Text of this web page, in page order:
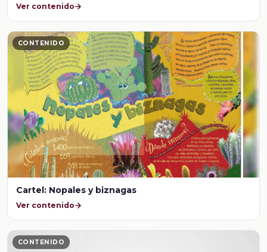
Ver contenido
CONTENIDO
Cartel: Nopales y biznagas
Ver contenido
CONTENIDO